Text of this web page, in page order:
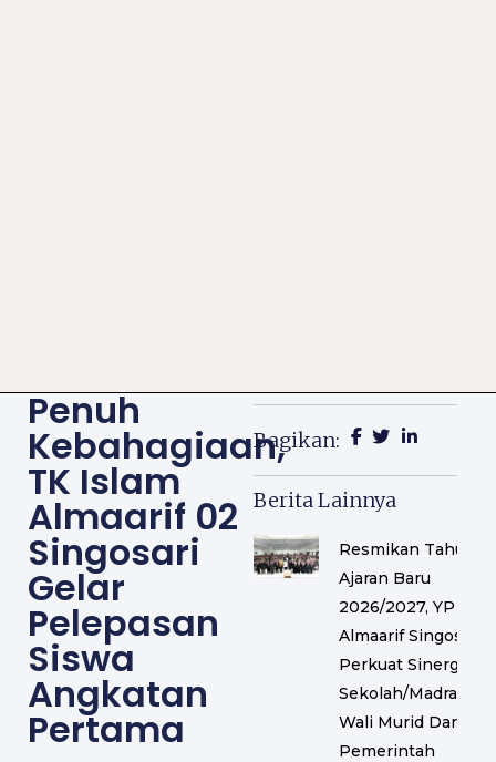
Penuh
Kebahagiaan,
TK Islam
Almaarif 02
Singosari
Gelar
Pelepasan
Siswa
Angkatan
Pertama
Bagikan:
Berita Lainnya
Resmikan Tahun
Ajaran Baru
2026/2027, YP
Almaarif Singosari
Perkuat Sinergi
Sekolah/Madrasah,
Wali Murid Dan
Pemerintah